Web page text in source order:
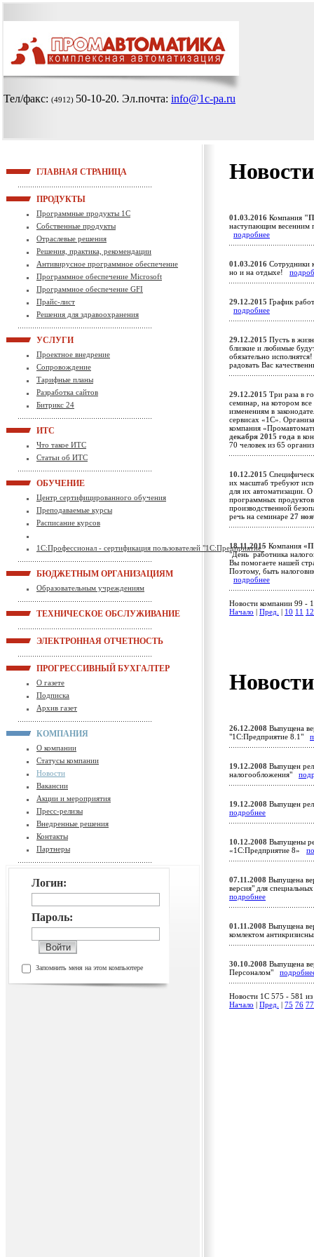
Тел/факс: (4912) 50-10-20. Эл.почта: info@1c-pa.ru
ГЛАВНАЯ СТРАНИЦА
ПРОДУКТЫ
Программные продукты 1С
Собственные продукты
Отраслевые решения
Решения, практика, рекомендации
Антивирусное программное обеспечение
Программное обеспечение Microsoft
Программное обеспечение GFI
Прайс-лист
Решения для здравоохранения
УСЛУГИ
Проектное внедрение
Сопровождение
Тарифные планы
Разработка сайтов
Битрикс 24
ИТС
Что такое ИТС
Статьи об ИТС
ОБУЧЕНИЕ
Центр сертифицированного обучения
Преподаваемые курсы
Расписание курсов
1С:Профессионал - сертификация пользователей "1С:Предприятие"
БЮДЖЕТНЫМ ОРГАНИЗАЦИЯМ
Образовательным учреждениям
ТЕХНИЧЕСКОЕ ОБСЛУЖИВАНИЕ
ЭЛЕКТРОННАЯ ОТЧЕТНОСТЬ
ПРОГРЕССИВНЫЙ БУХГАЛТЕР
О газете
Подписка
Архив газет
КОМПАНИЯ
О компании
Статусы компании
Новости
Вакансии
Акции и мероприятия
Пресс-релизы
Внедренные решения
Контакты
Партнеры
Логин:
Пароль:
Запомнить меня на этом компьютере
01.03.2016 Компания
наступающим
подробнее
01.03.2016 Сотрудники
но и на отдыхе!
29.12.2015 График
подробнее
29.12.2015 Пусть в
близкие и любимые
обязательно
радовать Вас
29.12.2015 Три раза в
семинар, на котором
изменениям в
сервисах «1С».
компания
декабря 2015 года в
70 человек из 65
10.12.2015
их масштаб требуют
для их автоматизации. О
программных
производственной
речь на семинаре 27
18.11.2015 Компания
"День работника
Вы помогаете нашей
Поэтому, быть
подробнее
Новости компании 99 -
Начало
Пред. 10 11 12
26.12.2008 Выпущена
"1С:Предприятие 8.1"
19.12.2008 Выпущен
налогообложения"
19.12.2008 Выпущен
подробнее
10.12.2008 Выпущены
«1С:Предприятие 8»
07.11.2008 Выпущена
версия" для
подробнее
01.11.2008 Выпущена
комлектом
30.10.2008 Выпущена
Персоналом"
Новости 1C 575 - 581
Начало
Пред. 75 76 77